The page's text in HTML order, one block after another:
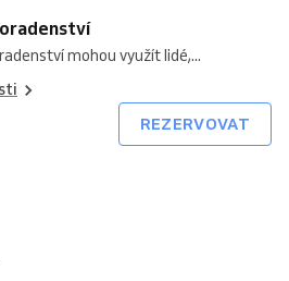
mohou využít lidé,...
REZERVOVAT